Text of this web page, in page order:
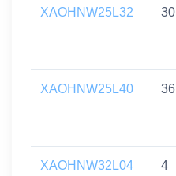
XAOHNW25L32 30
XAOHNW25L40 36
XAOHNW32L04 4